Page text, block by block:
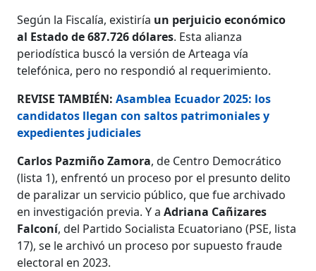
Según la Fiscalía, existiría un perjuicio económico
al Estado de 687.726 dólares. Esta alianza
periodística buscó la versión de Arteaga vía
telefónica, pero no respondió al requerimiento.
REVISE TAMBIÉN:Asamblea Ecuador 2025: los
candidatos llegan con saltos patrimoniales y
expedientes judiciales
Carlos Pazmiño Zamora, de Centro Democrático
(lista 1), enfrentó un proceso por el presunto delito
de paralizar un servicio público, que fue archivado
en investigación previa. Y aAdriana Cañizares
Falconí, del Partido Socialista Ecuatoriano (PSE, lista
17), se le archivó un proceso por supuesto fraude
electoral en 2023.